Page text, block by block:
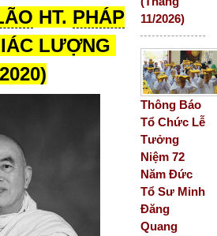
HT. PHÁP
LƯỢNG
11/2026)
Thông Báo
Tổ Chức Lễ
Tưởng
Niệm 72
Năm Đức
Tổ Sư Minh
Đăng
Quang